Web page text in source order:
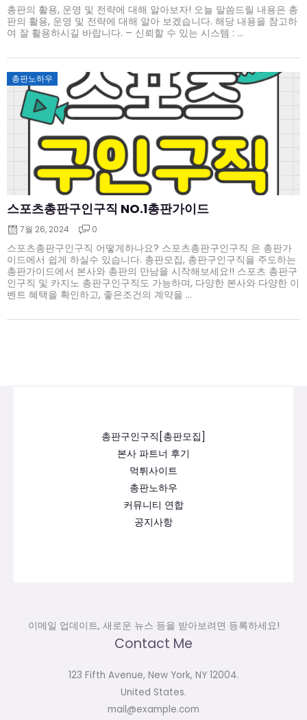
총판의 활용, 운영 및 전략에 대해 알아보자! 오늘 말씀드릴 내용은 총
판의 활용, 운영 및 전략에 대해 알아 보겠습니다. 해당 내용을 참고하
여 잘 활용하시길 바랍니다. – 신뢰할 수 있는 시스템 : ...
총판노하우
스포츠총판구인구직 NO.1총판가이드
Posted
on
7월 26, 2024 0
스포츠총판구인구직 어떻게하나요? 스포츠총판구인구직 은 총판가
이드에서 쉽게 하실수 있습니다. 총판모집, 총판구인구직을 주도하는
총판가이드에서 본사와 총판의 만남을 시작해보세요!! 스포츠 총판구
인구직 및 카지노 총판구인구직도 가능하며, 다양한 본사와 다양한 이
벤트 혜택을 확인하고, 좋은조건의 계약을 ...
총판구인구직[총판모집]
본사 파트너 후기
먹튀사이트
총판노하우
커뮤니티 연합
공지사항
이메일 업데이트, 새로운 뉴스 등을 받아보려면 등록하세요!
Contact Me
123 Fifth Avenue, New York, NY 12004.
United States.
mail@example.com